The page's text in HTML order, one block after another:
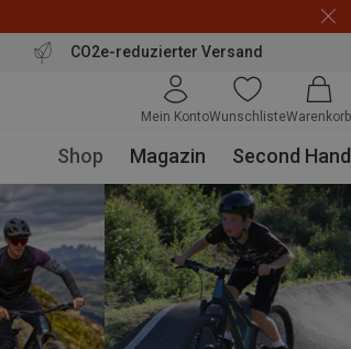
CO2e-reduzierter Versand
Mein KontoWunschlisteWarenkorb
Shop Magazin Second Hand